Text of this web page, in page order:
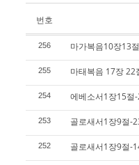
번호
256 마가복음10장13
255 마태복음 17장 22
254 에베소서1장15절
253 골로새서1장9절-
252 골로새서1장9절-